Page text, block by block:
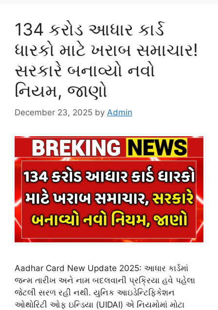
134 કરોડ આધાર કાર્ડ
ધારકો માટે ખરાબ સમાચાર!
સરકારે બનાવ્યો નવો
નિયમ, જાણો
December 23, 2025 by Admin
Aadhar Card New Update 2025: આધાર કાર્ડમાં
જન્મ તારીખ અને નામ બદલવાની પ્રક્રિયા હવે પહેલા
જેટલી સરળ રહી નથી. યુનિક આઇડેન્ટિફિકેશન
ઓથોરિટી ઓફ ઇન્ડિયા (UIDAI) એ નિયમોમાં મોટા